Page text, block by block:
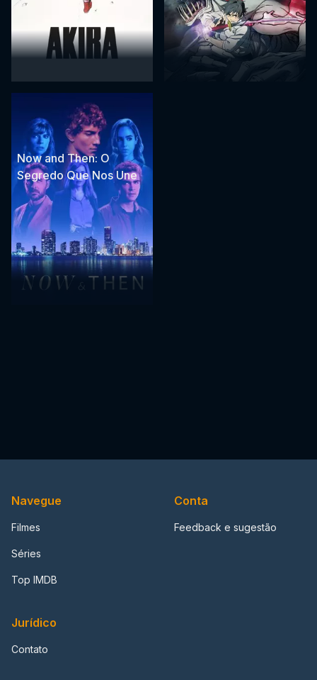
Now and Then: O
Segredo Que Nos Une
Navegue
Filmes
Séries
Top IMDB
Conta
Feedback e sugestão
Jurídico
Contato